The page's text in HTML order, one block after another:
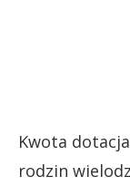
Kwota
rodzin